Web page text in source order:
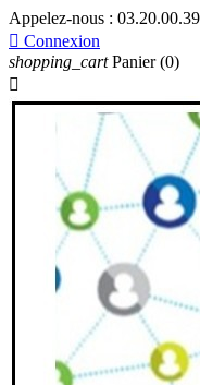
Appelez-nous :
 Connexion
shopping_cart Panier (0)
